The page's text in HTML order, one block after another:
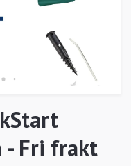
- Fri frakt